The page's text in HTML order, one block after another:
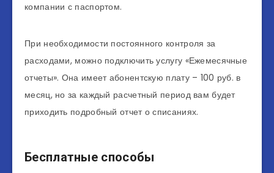
компании с паспортом.
При необходимости постоянного контроля за
расходами, можно подключить услугу «Ежемесячные
отчеты». Она имеет абонентскую плату – 100 руб. в
месяц, но за каждый расчетный период вам будет
приходить подробный отчет о списаниях.
Бесплатные способы